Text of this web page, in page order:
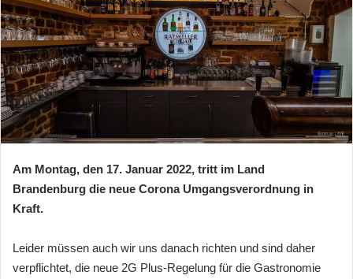
Am Montag, den 17. Januar 2022, tritt im Land
Brandenburg die neue Corona Umgangsverordnung in
Kraft.
Leider müssen auch wir uns danach richten und sind daher
verpflichtet, die neue 2G Plus-Regelung für die Gastronomie